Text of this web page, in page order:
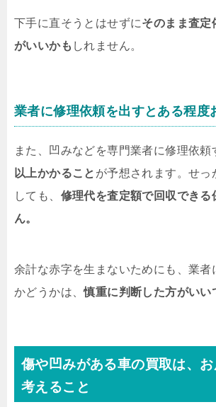
下手に直そうとはせずにそのまま査定
がいいかも しれません。
業者に修理依頼を出すとある程度
また、凹みなどを専門業者に修理依頼
以上かかること が予想されます。せっ
しても、 修理代を査定額で回収できる
ん。
余計な赤字を生まないためにも、業者
かどうかは、慎重に判断した方がいい
傷や凹みがある車の買取は、お
考えること